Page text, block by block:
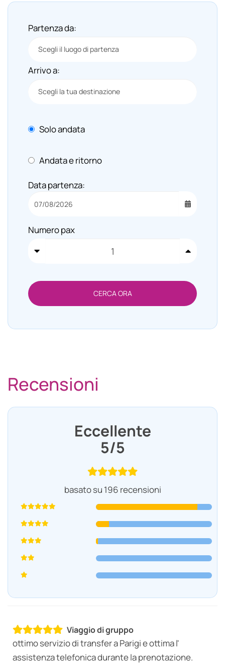
Partenza da:
Arrivo a:
Solo andata
Andata e ritorno
Data partenza:
Numero pax
Recensioni
Eccellente
5/5
basato su 196 recensioni
Viaggio di gruppo
ottimo servizio di transfer a Parigi e ottima l'
assistenza telefonica durante la prenotazione.